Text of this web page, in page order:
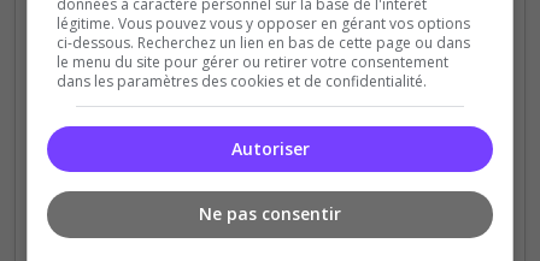
Nous sommes une 20aine de joueurs et nous
recrutons !
(3)
100 Slots
données à caractère personnel sur la base de l'intérêt
légitime. Vous pouvez vous y opposer en gérant vos options
ci-dessous. Recherchez un lien en bas de cette page ou dans
le menu du site pour gérer ou retirer votre consentement
dans les paramètres des cookies et de confidentialité.
Autoriser
Ne pas consentir